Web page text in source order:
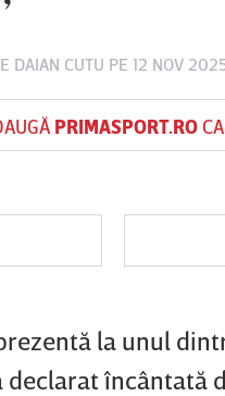
DAIAN CUTU PE 12 NOV
PRIMASPORT.RO
la unul
declarat încântată
Sepsi OSK Sf
Vs
FCSB